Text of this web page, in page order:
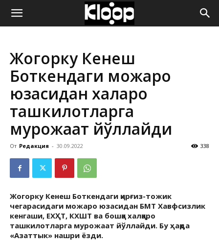
ҚИРҒИЗИСТОН
ЯНГИЛИКЛАРИ
Жогорку Кенеш
Боткендаги можаро
юзасидан халқаро
ташкилотларга
мурожаат йўллайди
От Редакция - 30.09.2022 338
Жогорку Кенеш Боткендаги қирғиз-тожик
чегарасидаги можаро юзасидан БМТ Хавфсизлик
кенгаши, ЕХҲТ, КХШТ ва бошқа халқаро
ташкилотларга мурожаат йўллайди. Бу ҳақда
«Азаттык» нашри ёзди.